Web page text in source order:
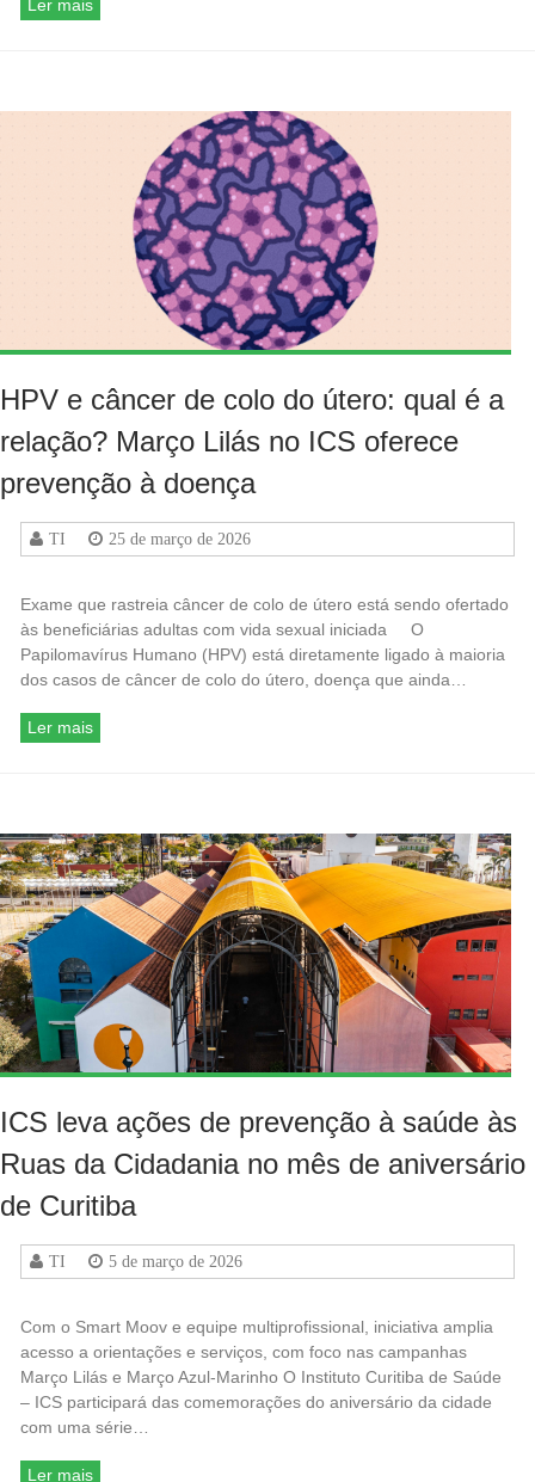
Ler mais
HPV e câncer de colo do útero: qual é a
relação? Março Lilás no ICS oferece
prevenção à doença
TI 25 de março de 2026
Exame que rastreia câncer de colo de útero está sendo ofertado
às beneficiárias adultas com vida sexual iniciada O
Papilomavírus Humano (HPV) está diretamente ligado à maioria
dos casos de câncer de colo do útero, doença que ainda…
Ler mais
ICS leva ações de prevenção à saúde às
Ruas da Cidadania no mês de aniversário
de Curitiba
TI 5 de março de 2026
Com o Smart Moov e equipe multiprofissional, iniciativa amplia
acesso a orientações e serviços, com foco nas campanhas
Março Lilás e Março Azul-Marinho O Instituto Curitiba de Saúde
– ICS participará das comemorações do aniversário da cidade
com uma série…
Ler mais